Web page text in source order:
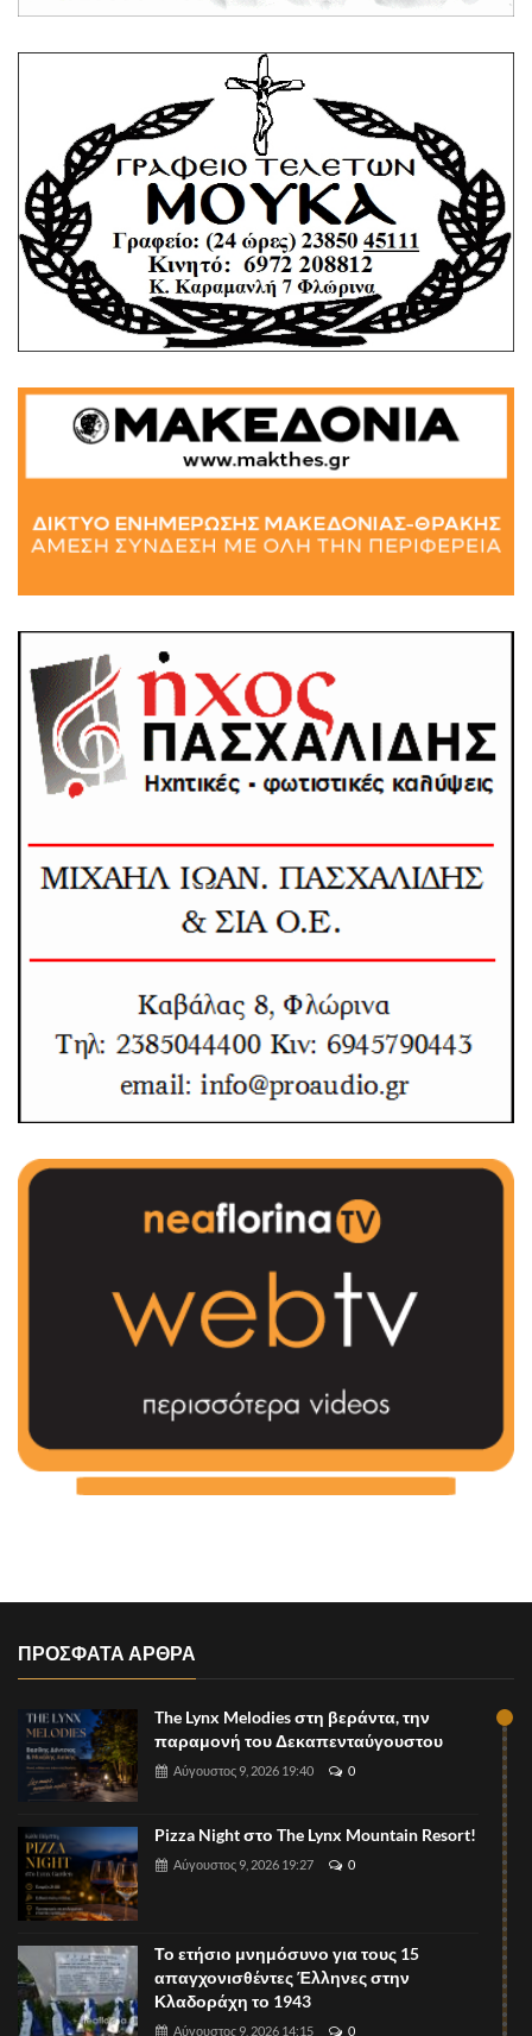
ΠΡΟΣΦΑΤΑ ΑΡΘΡΑ
The Lynx Melodies στη βεράντα, την
παραμονή του Δεκαπενταύγουστου
Αύγουστος 9, 2026 19:40 0
Pizza Night στο The Lynx Mountain Resort!
Αύγουστος 9, 2026 19:27 0
Το ετήσιο μνημόσυνο για τους 15
απαγχονισθέντες Έλληνες στην
Κλαδοράχη το 1943
Αύγουστος 9, 2026 14:15 0